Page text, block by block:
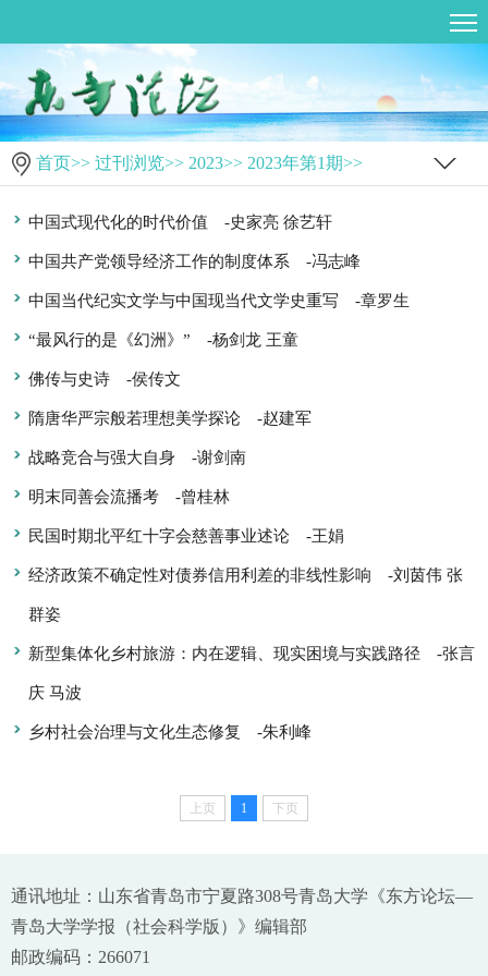
首页>> 过刊浏览>> 2023>> 2023年第1期>>
中国式现代化的时代价值-史家亮 徐艺轩
中国共产党领导经济工作的制度体系-冯志峰
中国当代纪实文学与中国现当代文学史重写-章罗生
“最风行的是《幻洲》”-杨剑龙 王童
佛传与史诗-侯传文
隋唐华严宗般若理想美学探论-赵建军
战略竞合与强大自身-谢剑南
明末同善会流播考-曾桂林
民国时期北平红十字会慈善事业述论-王娟
经济政策不确定性对债券信用利差的非线性影响-刘茵伟 张
群姿
新型集体化乡村旅游：内在逻辑、现实困境与实践路径-张言
庆 马波
乡村社会治理与文化生态修复-朱利峰
上页 1 下页
通讯地址：山东省青岛市宁夏路308号青岛大学《东方论坛—
青岛大学学报（社会科学版）》编辑部
邮政编码：266071